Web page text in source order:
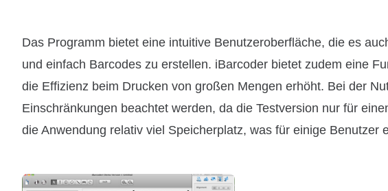
Das Programm bietet eine intuitive Benutzeroberfläche, die es
und einfach Barcodes zu erstellen. iBarcoder bietet zudem eine
die Effizienz beim Drucken von großen Mengen erhöht. Bei der
Einschränkungen beachtet werden, da die Testversion nur für
die Anwendung relativ viel Speicherplatz, was für einige Benutzer